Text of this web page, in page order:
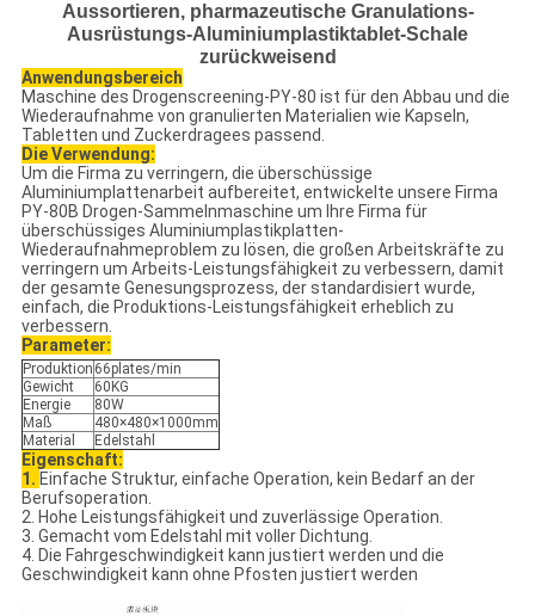
Aussortieren, pharmazeutische Granulations-
Ausrüstungs-Aluminiumplastiktablet-Schale
zurückweisend
Anwendungsbereich
Maschine des Drogenscreening-PY-80 ist für den Abbau und die
Wiederaufnahme von granulierten Materialien wie Kapseln,
Tabletten und Zuckerdragees passend.
Die Verwendung:
Um die Firma zu verringern, die überschüssige
Aluminiumplattenarbeit aufbereitet, entwickelte unsere Firma
PY-80B Drogen-Sammelnmaschine um Ihre Firma für
überschüssiges Aluminiumplastikplatten-
Wiederaufnahmeproblem zu lösen, die großen Arbeitskräfte zu
verringern um Arbeits-Leistungsfähigkeit zu verbessern, damit
der gesamte Genesungsprozess, der standardisiert wurde,
einfach, die Produktions-Leistungsfähigkeit erheblich zu
verbessern.
Parameter:
Produktion 66plates/min
Gewicht
60KG
Energie
80W
Maß
480×480×1000mm
Material
Edelstahl
Eigenschaft:
1. Einfache Struktur, einfache Operation, kein Bedarf an der
Berufsoperation.
2. Hohe Leistungsfähigkeit und zuverlässige Operation.
3. Gemacht vom Edelstahl mit voller Dichtung.
4. Die Fahrgeschwindigkeit kann justiert werden und die
Geschwindigkeit kann ohne Pfosten justiert werden